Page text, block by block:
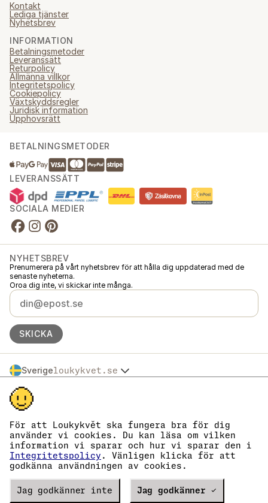
För att Loukykvět ska fungera bra för dig
använder vi cookies. Du kan läsa om vilken
information vi sparar och hur vi sparar den i
Integritetspolicy . Vänligen klicka för att
godkänna användningen av cookies.
Jag godkänner inte Jag godkänner ✓
Kontakt
Lediga tjänster
Nyhetsbrev
INFORMATION
Betalningsmetoder
Leveranssätt
Returpolicy
Allmänna villkor
Integritetspolicy
Cookiepolicy
Växtskyddsregler
Juridisk information
Upphovsrätt
BETALNINGSMETODER
LEVERANSSÄTT
SOCIALA MEDIER
NYHETSBREV
Prenumerera på vårt nyhetsbrev för att hålla dig uppdaterad med de
senaste nyheterna.
Oroa dig inte, vi skickar inte många.
SKICKA
Sverigeloukykvet.se
Slovensko
Polska
Österreich
Deutschland
France
België
Danmark
Eesti
España
© 2016 →
Loukykvět s.r.o. är registrerat i handelsregistret vid stadsdomstolen i
Vi är anslutna till EKO-KOM under nummer EKF00180493.
Vi använder registreringsnummer 0636 för att utfärda växtpass.
Vårt organisationsnummer är 05663687, momsregistreringsnummer är
CZ05663687.
Databoxens ID är eng827q.
EORI-numret är CZ05663687.
Verze20302 PRODUCTION